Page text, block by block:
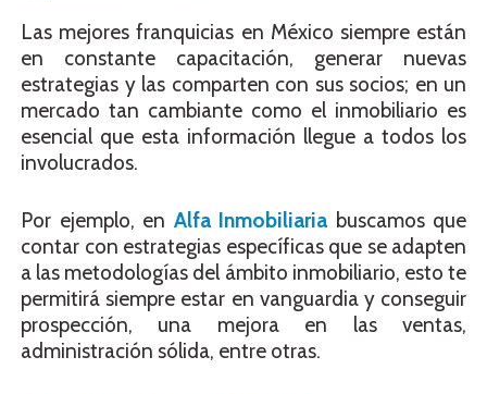
Las mejores franquicias en México siempre están
en constante capacitación, generar nuevas
estrategias y las comparten con sus socios; en un
mercado tan cambiante como el inmobiliario es
esencial que esta información llegue a todos los
involucrados.
Por ejemplo, en Alfa Inmobiliaria buscamos que
contar con estrategias específicas que se adapten
a las metodologías del ámbito inmobiliario, esto te
permitirá siempre estar en vanguardia y conseguir
prospección, una mejora en las ventas,
administración sólida, entre otras.